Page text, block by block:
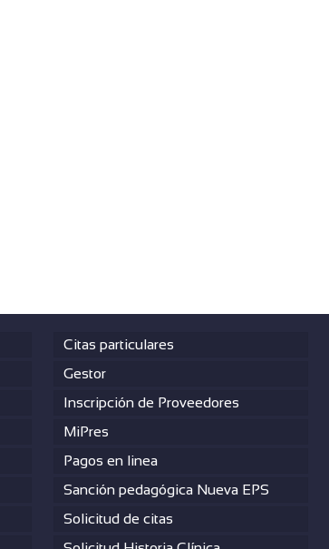
Citas particulares
Gestor
Inscripción de Proveedores
MiPres
Pagos en linea
Sanción pedagógica Nueva EPS
Solicitud de citas